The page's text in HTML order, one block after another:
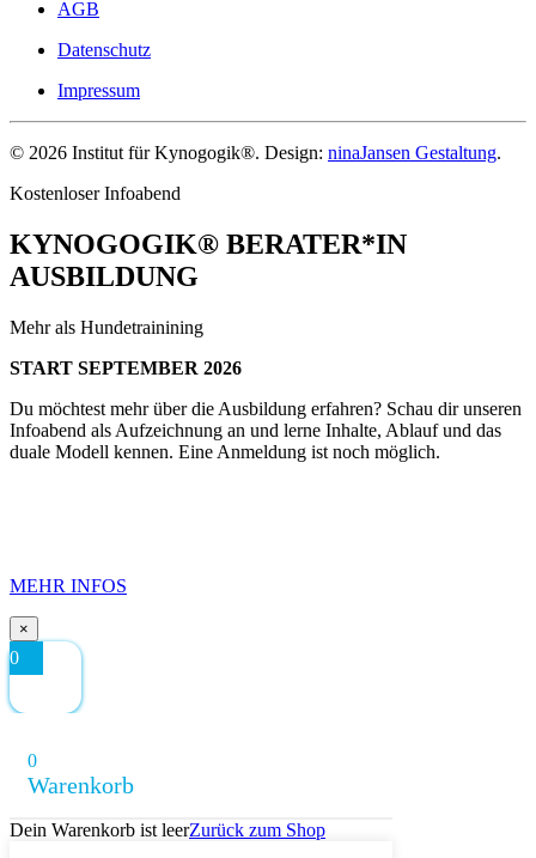
AGB
Datenschutz
Impressum
© 2026 Institut für Kynogogik®. Design: ninaJansen Gestaltung.
Kostenloser Infoabend
KYNOGOGIK® BERATER*IN
AUSBILDUNG
Mehr als Hundetrainining
START SEPTEMBER 2026
Du möchtest mehr über die Ausbildung erfahren? Schau dir unseren
Infoabend als Aufzeichnung an und lerne Inhalte, Ablauf und das
duale Modell kennen. Eine Anmeldung ist noch möglich.
MEHR INFOS
×
0
0
Warenkorb
Dein Warenkorb ist leerZurück zum Shop